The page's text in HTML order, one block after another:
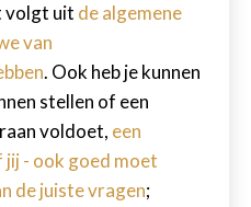
volgt uit de algemene
van
. Ook heb je kunnen
stellen of een
voldoet, een
- ook goed moet
de juiste vragen;